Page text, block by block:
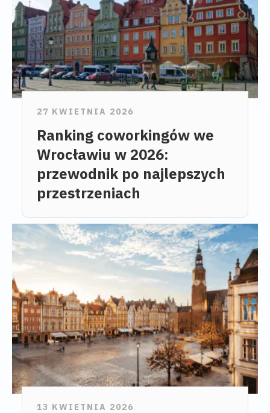
27 KWIETNIA 2026
Ranking coworkingów we
Wrocławiu w 2026:
przewodnik po najlepszych
przestrzeniach
13 KWIETNIA 2026